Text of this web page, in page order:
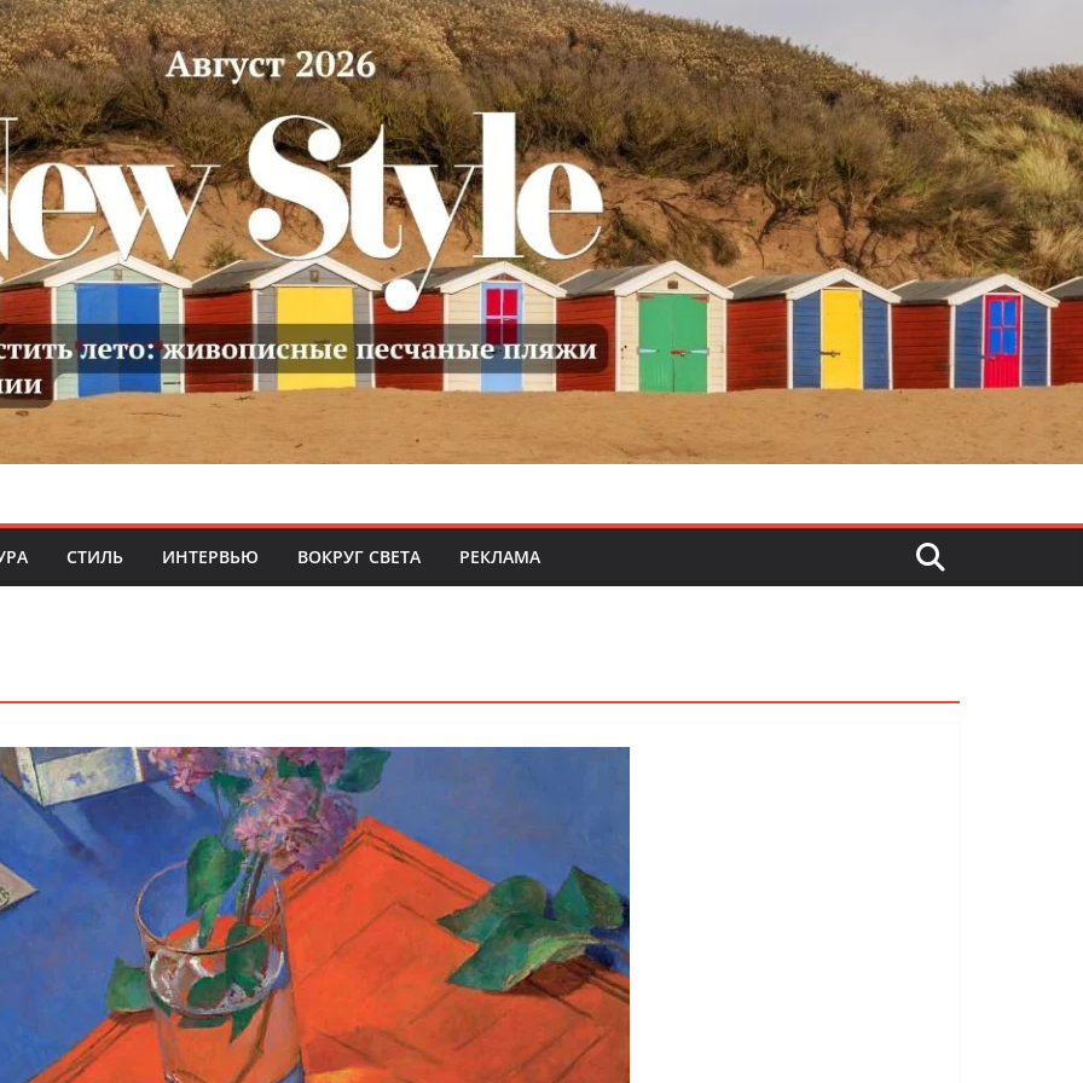
СТИЛЬ ИНТЕРВЬЮ ВОКРУГ СВЕТА РЕКЛАМА